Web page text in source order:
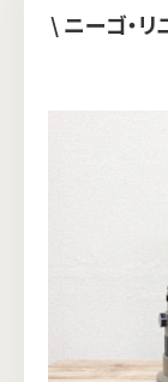
\ ニーゴ・リ